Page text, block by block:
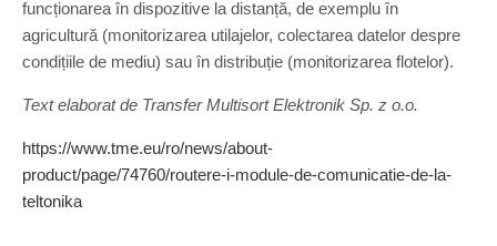
funcționarea în dispozitive la distanță, de exemplu în
agricultură (monitorizarea utilajelor, colectarea datelor despre
condițiile de mediu) sau în distribuție (monitorizarea flotelor).
Text elaborat de Transfer Multisort Elektronik Sp. z o.o.
https://www.tme.eu/ro/news/about-
product/page/74760/routere-i-module-de-comunicatie-de-la-
teltonika